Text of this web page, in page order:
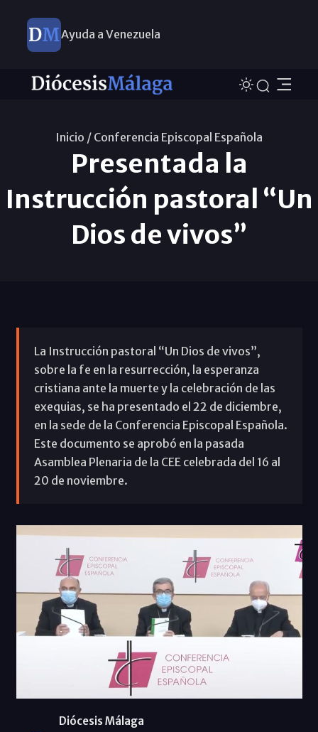
Ayuda a Venezuela
Inicio / Conferencia Episcopal Española
Presentada la
Instrucción pastoral “Un
Dios de vivos”
La Instrucción pastoral “Un Dios de vivos”,
sobre la fe en la resurrección, la esperanza
cristiana ante la muerte y la celebración de las
exequias, se ha presentado el 22 de diciembre,
en la sede de la Conferencia Episcopal Española.
Este documento se aprobó en la pasada
Asamblea Plenaria de la CEE celebrada del 16 al
20 de noviembre.
Diócesis Málaga